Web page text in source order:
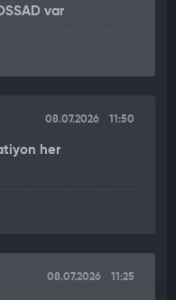
var
08.07.2026 11:50
her
08.07.2026 11:25